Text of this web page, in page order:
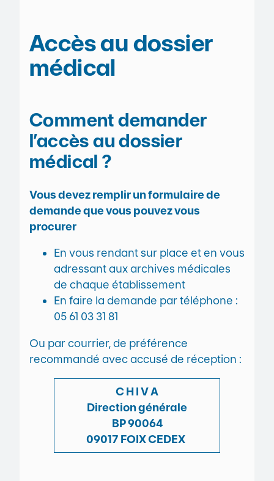
Accès au dossier
médical
Comment demander
l’accès au dossier
médical ?
Vous devez remplir un formulaire de
demande que vous pouvez vous
procurer
En vous rendant sur place et en vous
adressant aux archives médicales
de chaque établissement
En faire la demande par téléphone :
05 61 03 31 81
Ou par courrier, de préférence
recommandé avec accusé de réception :
C H I V A
Direction générale
BP 90064
09017 FOIX CEDEX